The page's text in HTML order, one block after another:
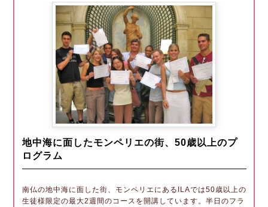
地中海に面したモンペリエの街、50歳以上のプ
ログラム
南仏の地中海に面した街、モンペリエにあるILAでは50歳以上の
生徒様限定の最大2週間のコースを開講しています。半日のフラ